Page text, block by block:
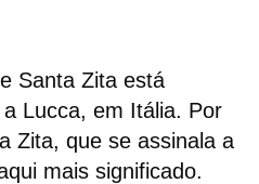
Santa Zita está
Lucca, em Itália. Por
Zita, que se assinala a
mais significado.